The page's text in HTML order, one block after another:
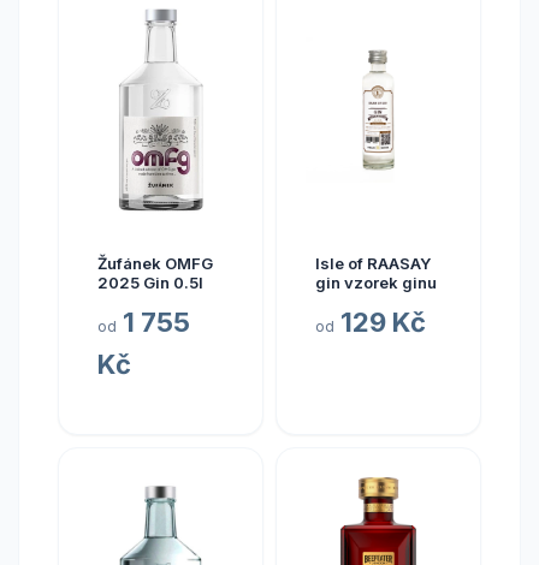
Žufánek OMFG
2025 Gin 0.5l
od 1 755
Kč
Isle of RAASAY
gin vzorek ginu
od 129 Kč